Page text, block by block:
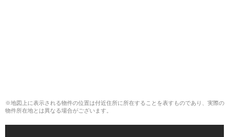
※地図上に表示される物件の位置は付近住所に所在することを表すものであり、実際の
物件所在地とは異なる場合がございます。